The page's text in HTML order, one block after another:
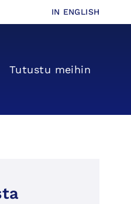
IN ENGLISH
Tutustu meihin